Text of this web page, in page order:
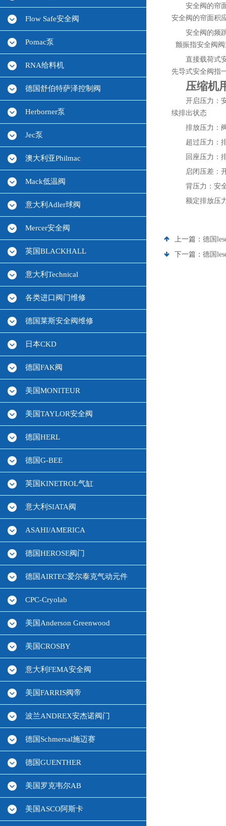
Flow Safe安全阀
Pomac泵
RNA给料机
德国舒伯特萨泽控制阀
Herborner泵
Jec泵
澳大利亚Philmac
Mack低温阀
意大利Adler球阀
Mercer安全阀
英国BLACKHALL
意大利Technical
各类进口阀门维修
德国莱斯安全阀维修
日本CKD
德国FAK阀
美国MONITEUR
美国TAYLOR安全阀
德国HERL
德国G-BEE
英国KINETROL气缸
意大利SIATA阀
ASAHI/AMERICA
德国HEROSE阀门
德国AIRTEC爱尔泰克气动元件
CPC-Cryolab
美国Anderson Greenwood
美国CROSBY
意大利FEMA安全阀
美国FARRIS阀帝
波兰ANDREX安杰诺阀门
德国Schmersal施迈赛
德国GUENTHER
美国罗克韦尔AB
美国ASCO阿斯卡
安全阀的帘
安全阀的帘面积
安全阀的频
颤振指安全阀
直接载荷式
先导式安全阀指
压缩机
开启压力：
续排出状态
排放压力：
超过压力：
回座压力：
启闭压差：
背压力：安
额定排放压
上一篇： 德国
下一篇： 德国